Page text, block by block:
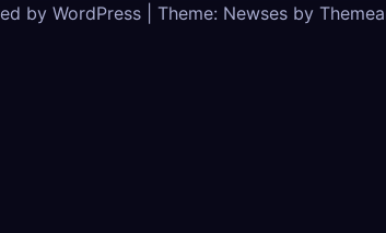
by WordPress Theme: Newses by